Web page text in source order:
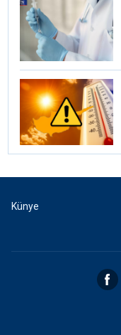
Künye